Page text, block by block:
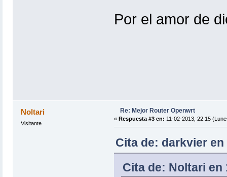
Por el amor de
Noltari
Visitante
Re: Mejor Router Openwrt
« Respuesta #3 en: 11-02-2013, 22:15
Cita de: darkvier en
Cita de: Noltari en